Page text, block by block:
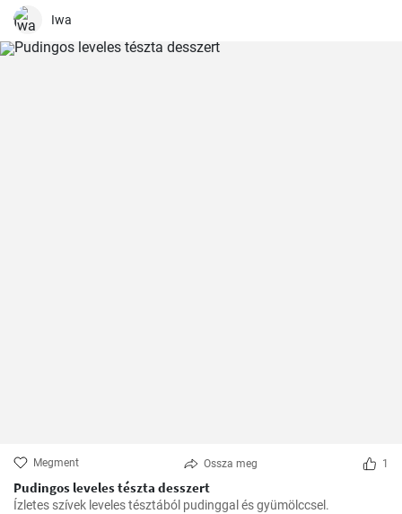
a fahéj és az alma csodás illatát. Itt az ideje hát, hogy megosszam
veletek is ezt a csodás receptet.
Iwa
Megment Ossza meg 1
Pudingos leveles tészta desszert
Ízletes szívek leveles tésztából pudinggal és gyümölccsel.